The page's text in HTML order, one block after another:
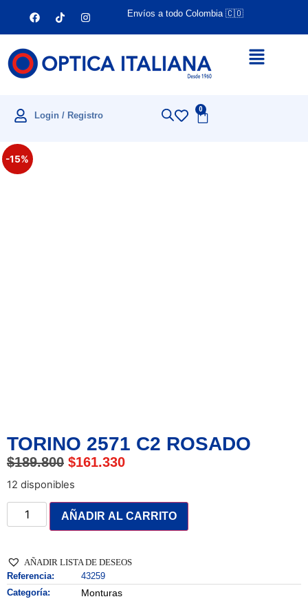
Envíos a todo Colombia 🇨🇴
Login / Registro
0
-15%
TORINO 2571 C2 ROSADO
$189.800 $161.330
12 disponibles
AÑADIR AL CARRITO
AÑADIR LISTA DE DESEOS
Referencia:
43259
Categoría:
Monturas